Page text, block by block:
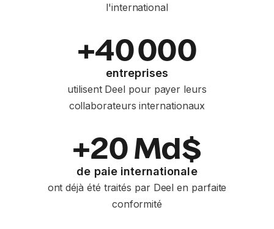
l'international
+40 000
entreprises
utilisent Deel pour payer leurs
collaborateurs internationaux
+20 Md$
de paie internationale
ont déjà été traités par Deel en parfaite
conformité